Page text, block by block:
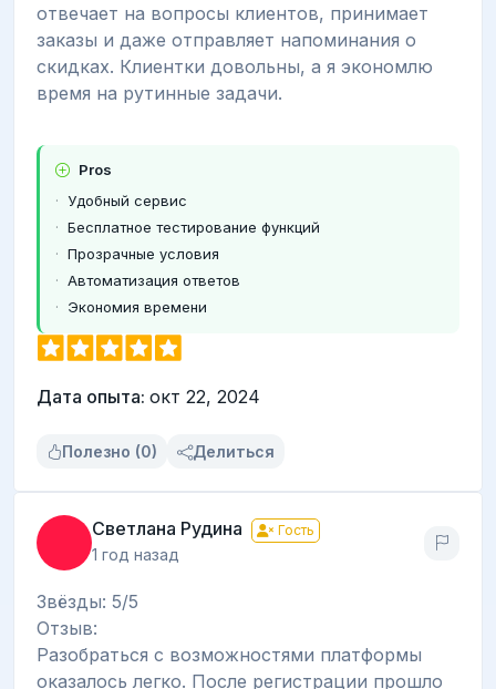
отвечает на вопросы клиентов, принимает
заказы и даже отправляет напоминания о
скидках. Клиентки довольны, а я экономлю
время на рутинные задачи.
Pros
Удобный сервис
Бесплатное тестирование функций
Прозрачные условия
Автоматизация ответов
Экономия времени
Дата опыта: окт 22, 2024
Полезно (0) Делиться
Светлана Рудина Гость
1 год назад
Звёзды: 5/5
Отзыв:
Разобраться с возможностями платформы
оказалось легко. После регистрации прошло